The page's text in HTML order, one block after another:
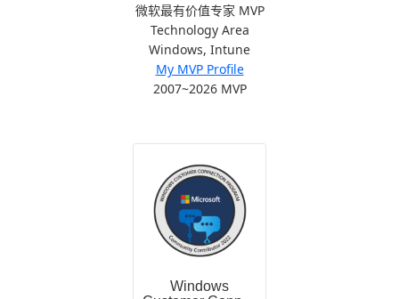
微软最有价值专家 MVP
Technology Area
Windows, Intune
My MVP Profile
2007~2026 MVP